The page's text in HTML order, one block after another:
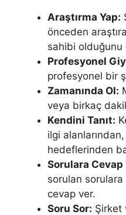
Araştırma Yap:
önceden
sahibi olduğunu
Profesyonel
profesyonel bir
Zamanında Ol:
veya birkaç
Kendini Tanıt:
ilgi
hedeflerinden
Sorulara Cevap
sorulan
cevap ver.
Soru Sor: Şirket